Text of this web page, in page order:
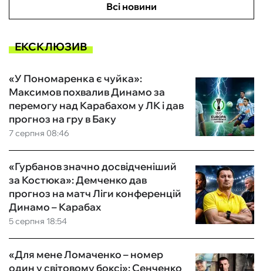
Всі новини
ЕКСКЛЮЗИВ
7 серпня 08:46
«У Пономаренка є чуйка»:
Максимов похвалив Динамо за
перемогу над Карабахом у ЛК і дав
прогноз на гру в Баку
5 серпня 18:54
«Гурбанов значно досвідченіший
за Костюка»: Демченко дав
прогноз на матч Ліги конференцій
Динамо – Карабах
«Для мене Ломаченко – номер
один у світовому боксі»: Сенченко